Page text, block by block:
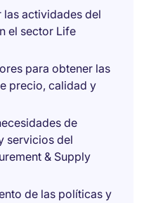
actividades del
el sector Life
para obtener las
precio, calidad y
de
servicios del
& Supply
de las políticas y